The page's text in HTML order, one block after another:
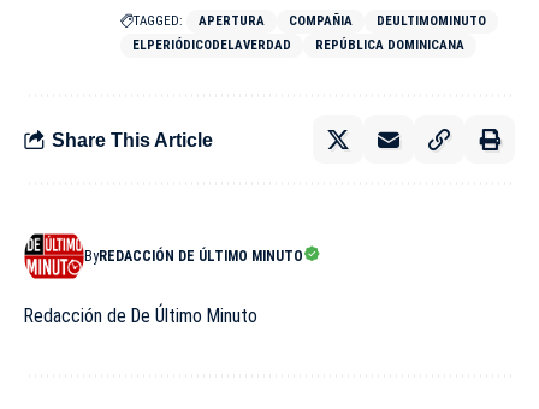
TAGGED: APERTURA COMPAÑIA
DEULTIMOMINUTO
ELPERIÓDICODELAVERDAD
REPÚBLICA DOMINICANA
Share This Article
ByREDACCIÓN DE ÚLTIMO MINUTO
Redacción de De Último Minuto